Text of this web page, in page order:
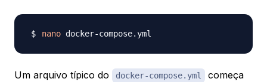
nano
Um arquivo típico do docker-compose.yml
começa